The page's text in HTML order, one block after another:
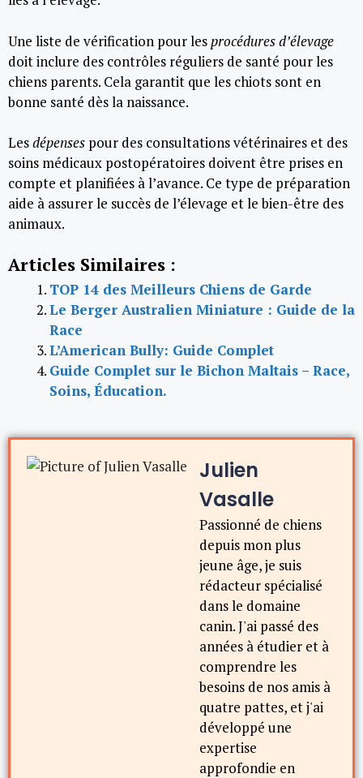
Une liste de vérification pour les procédures d’élevage
doit inclure des contrôles réguliers de santé pour les
chiens parents. Cela garantit que les chiots sont en
bonne santé dès la naissance.
Lesdépenses pour des consultations vétérinaires et des
soins médicaux postopératoires doivent être prises en
compte et planifiées à l’avance. Ce type de préparation
aide à assurer le succès de l’élevage et le bien-être des
animaux.
Articles Similaires :
TOP 14 des Meilleurs Chiens de Garde
Le Berger Australien Miniature : Guide de la
Race
L’American Bully: Guide Complet
Guide Complet sur le Bichon Maltais – Race,
Soins, Éducation.
Julien
Vasalle
Passionné de chiens
depuis mon plus
jeune âge, je suis
rédacteur spécialisé
dans le domaine
canin. J'ai passé des
années à étudier et à
comprendre les
besoins de nos amis à
quatre pattes, et j'ai
développé une
expertise
approfondie en